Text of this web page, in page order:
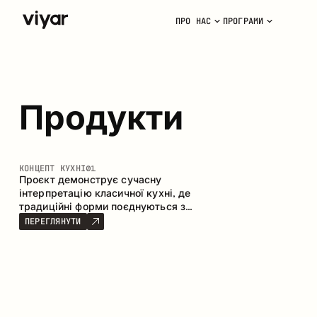
ПРО НАС ПРОГРАМИ
Продукти
КОНЦЕПТ КУХНІ01
Проєкт демонструє сучасну
інтерпретацію класичної кухні, де
традиційні форми поєднуються з
актуальними матеріалами та
стриманою колірною палітрою.
ПЕРЕГЛЯНУТИ